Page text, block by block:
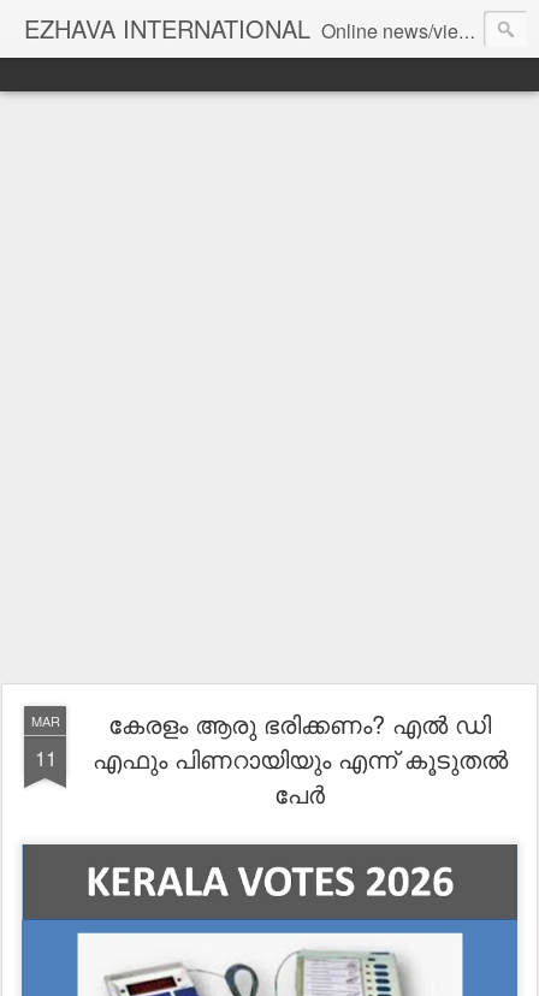
EZHAVA INTERNATIONAL Online news/views JOURNAL... Connecting the community worldwide Editorial Director: Prem Chandran
MAR
11
കേരളം ആരു ഭരിക്കണം? എൽ ഡി
എഫും പിണറായിയും എന്ന് കൂടുതൽ
പേർ